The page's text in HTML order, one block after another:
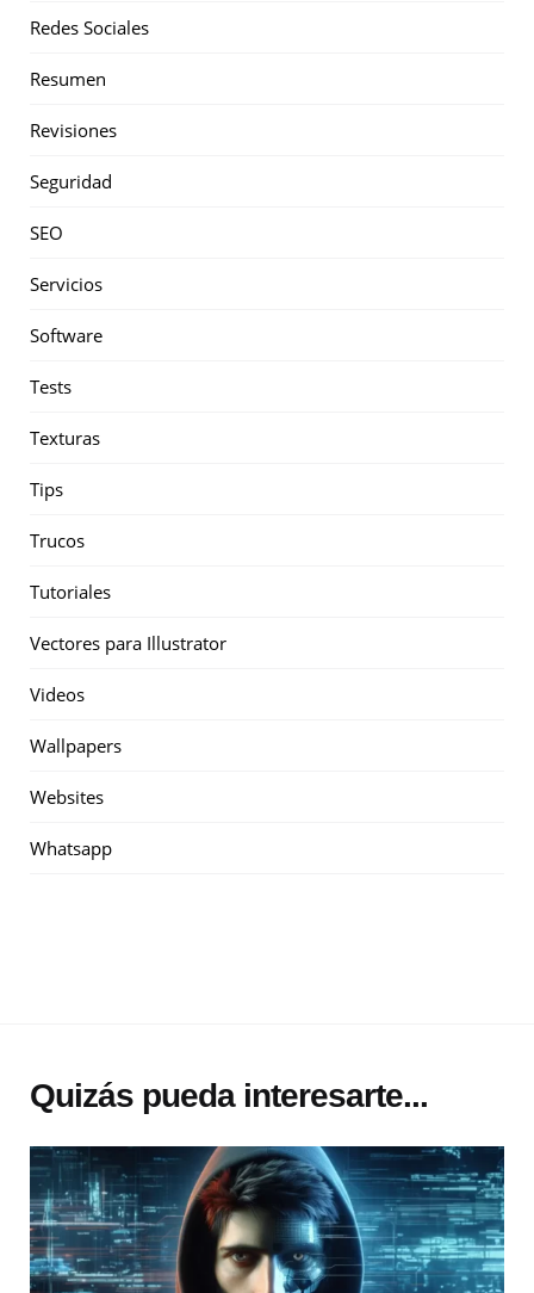
Redes Sociales
Resumen
Revisiones
Seguridad
SEO
Servicios
Software
Tests
Texturas
Tips
Trucos
Tutoriales
Vectores para Illustrator
Videos
Wallpapers
Websites
Whatsapp
Quizás pueda interesarte...